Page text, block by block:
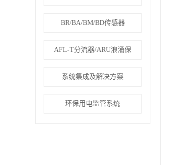
BR/BA/BM/BD传感器
AFL-T分流器/ARU浪涌保
系统集成及解决方案
环保用电监管系统